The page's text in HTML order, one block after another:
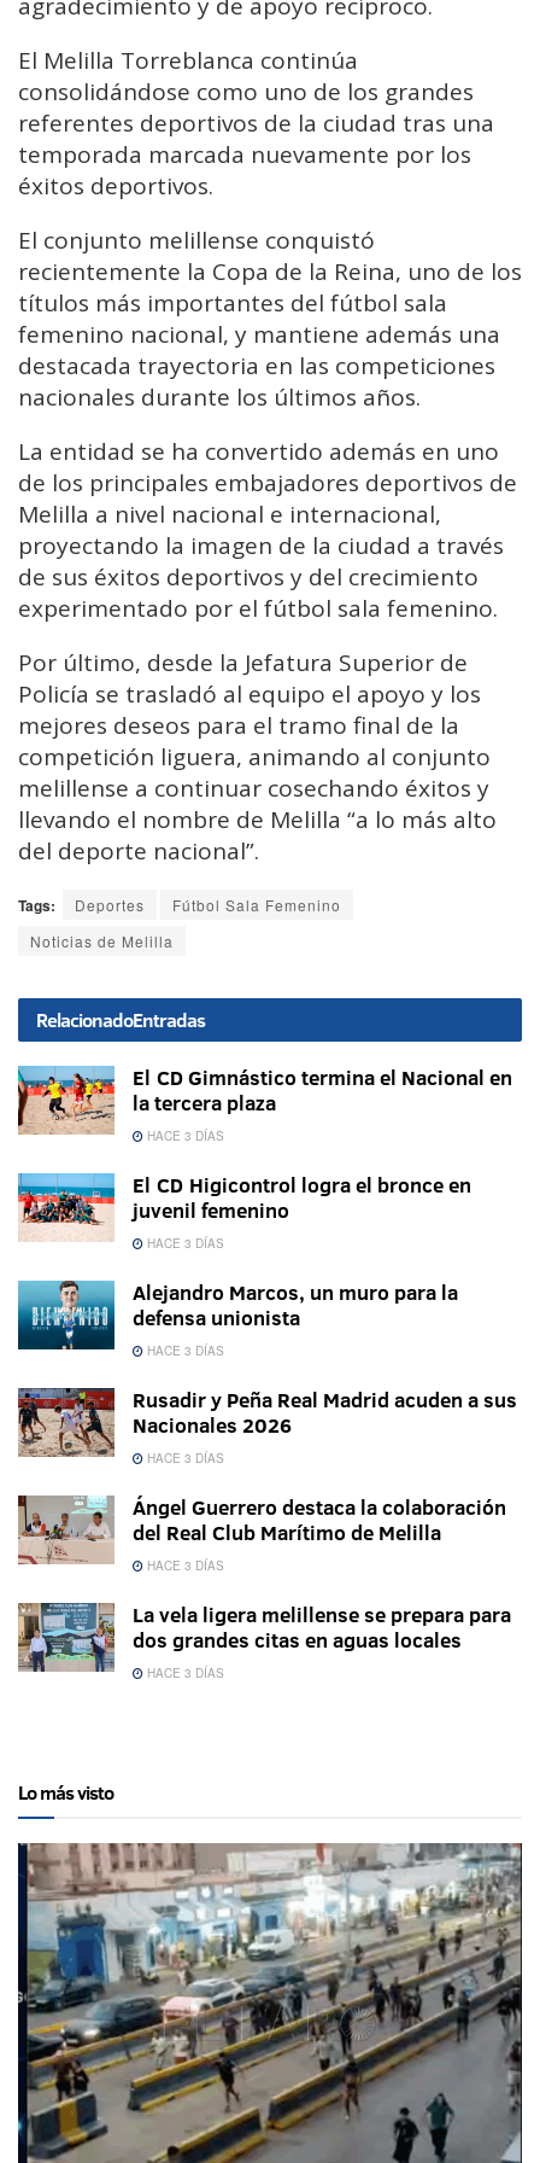
El Melilla Torreblanca continúa
consolidándose como uno de los grandes
referentes deportivos de la ciudad tras una
temporada marcada nuevamente por los
éxitos deportivos.
El conjunto melillense conquistó
recientemente la Copa de la Reina, uno de los
títulos más importantes del fútbol sala
femenino nacional, y mantiene además una
destacada trayectoria en las competiciones
nacionales durante los últimos años.
La entidad se ha convertido además en uno
de los principales embajadores deportivos de
Melilla a nivel nacional e internacional,
proyectando la imagen de la ciudad a través
de sus éxitos deportivos y del crecimiento
experimentado por el fútbol sala femenino.
Por último, desde la Jefatura Superior de
Policía se trasladó al equipo el apoyo y los
mejores deseos para el tramo final de la
competición liguera, animando al conjunto
melillense a continuar cosechando éxitos y
llevando el nombre de Melilla “a lo más alto
del deporte nacional”.
Tags: Deportes
Fútbol Sala Femenino
Noticias de Melilla
RelacionadoEntradas
El CD Gimnástico termina el Nacional en
la tercera plaza
HACE 3 DÍAS
El CD Higicontrol logra el bronce en
juvenil femenino
HACE 3 DÍAS
Alejandro Marcos, un muro para la
defensa unionista
HACE 3 DÍAS
Rusadir y Peña Real Madrid acuden a sus
Nacionales 2026
HACE 3 DÍAS
Ángel Guerrero destaca la colaboración
del Real Club Marítimo de Melilla
HACE 3 DÍAS
La vela ligera melillense se prepara para
dos grandes citas en aguas locales
HACE 3 DÍAS
Lo más visto